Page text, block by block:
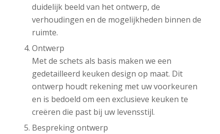
duidelijk beeld van het ontwerp, de
verhoudingen en de mogelijkheden binnen de
ruimte.
Ontwerp
Met de schets als basis maken we een
gedetailleerd keuken design op maat. Dit
ontwerp houdt rekening met uw voorkeuren
en is bedoeld om een exclusieve keuken te
creëren die past bij uw levensstijl.
Bespreking ontwerp